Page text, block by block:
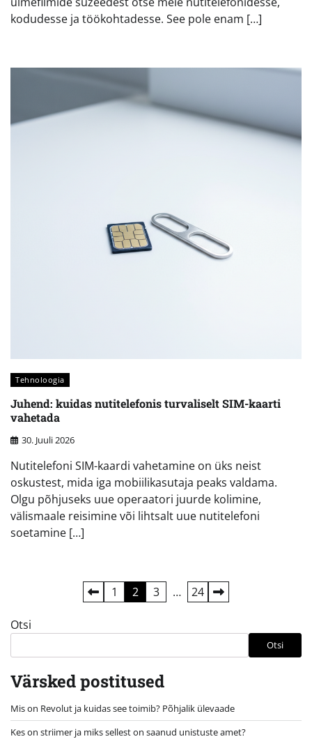
kodudesse ja töökohtadesse. See pole enam […]
Tehnoloogia
Juhend: kuidas nutitelefonis turvaliselt SIM-kaarti
vahetada
30. Juuli 2026
Nutitelefoni SIM-kaardi vahetamine on üks neist
oskustest, mida iga mobiilikasutaja peaks valdama.
Olgu põhjuseks uue operaatori juurde kolimine,
välismaale reisimine või lihtsalt uue nutitelefoni
soetamine […]
Postituste
leheküljendus
1 2 3 … 24
Otsi
Otsi
Värsked postitused
Mis on Revolut ja kuidas see toimib? Põhjalik ülevaade
Kes on striimer ja miks sellest on saanud unistuste amet?